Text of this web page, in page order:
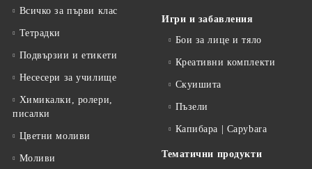
Всичко за първи клас
Тетрадки
Подвързии и етикети
Несесери за училище
Химикалки, ролери,
писалки
Цветни моливи
Моливи
Игри и забавления
Бои за лице и тяло
Креативни комплекти
Скуишита
Пъзели
Капибара | Capybara
Тематични продукти